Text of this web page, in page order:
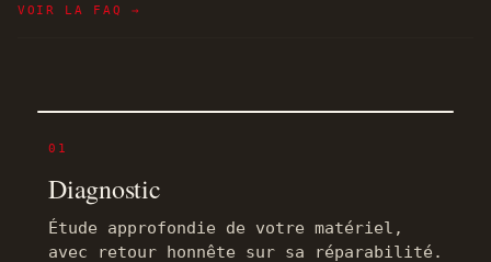
VOIR LA FAQ →
01
Diagnostic
Étude approfondie de votre matériel,
avec retour honnête sur sa réparabilité.